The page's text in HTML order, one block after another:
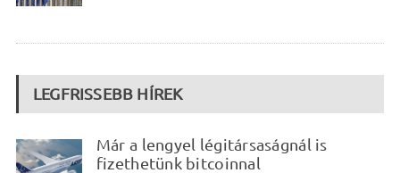
LEGFRISSEBB HÍREK
Már a lengyel légitársaságnál is
fizethetünk bitcoinnal